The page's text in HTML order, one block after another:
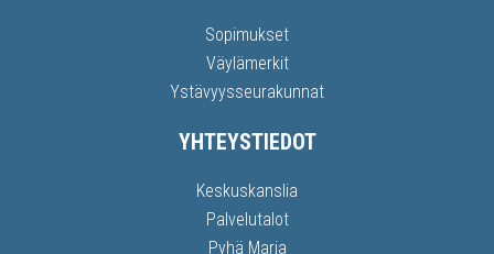
Sopimukset
Väylämerkit
Ystävyysseurakunnat
YHTEYSTIEDOT
Keskuskanslia
Palvelutalot
Pyhä Maria